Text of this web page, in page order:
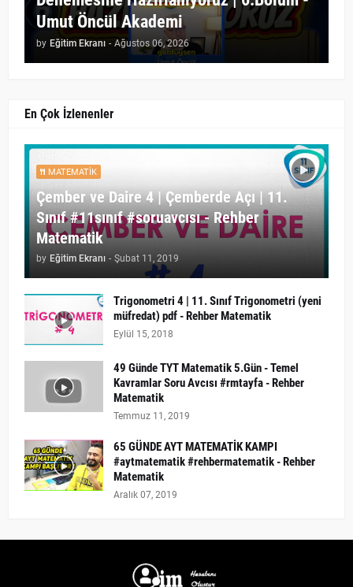
Umut Öncül Akademi
by Eğitim Ekranı - Ağustos 06, 2026
En Çok İzlenenler
MATEMATIK
Çember ve Daire 4 | Çemberde Açı | 11.
Sınıf #11sınıf #soruavcısı - Rehber
Matematik
by Eğitim Ekranı - Şubat 11, 2019
Trigonometri 4 | 11. Sınıf Trigonometri (yeni
müfredat) pdf - Rehber Matematik
Eylül 15, 2018
49 Günde TYT Matematik 5.Gün - Temel
Kavramlar Soru Avcısı #rmtayfa - Rehber
Matematik
Temmuz 11, 2019
65 GÜNDE AYT MATEMATİK KAMPI
#aytmatematik #rehbermatematik - Rehber
Matematik
Aralık 07, 2019